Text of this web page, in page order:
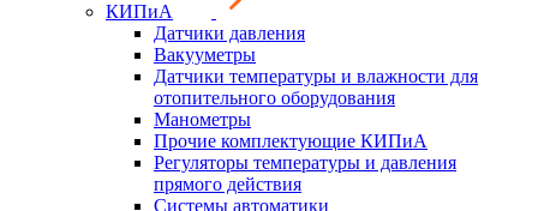
КИПиА
Датчики давления
Вакууметры
Датчики температуры и влажности для
отопительного оборудования
Манометры
Прочие комплектующие КИПиА
Регуляторы температуры и давления
прямого действия
Системы автоматики